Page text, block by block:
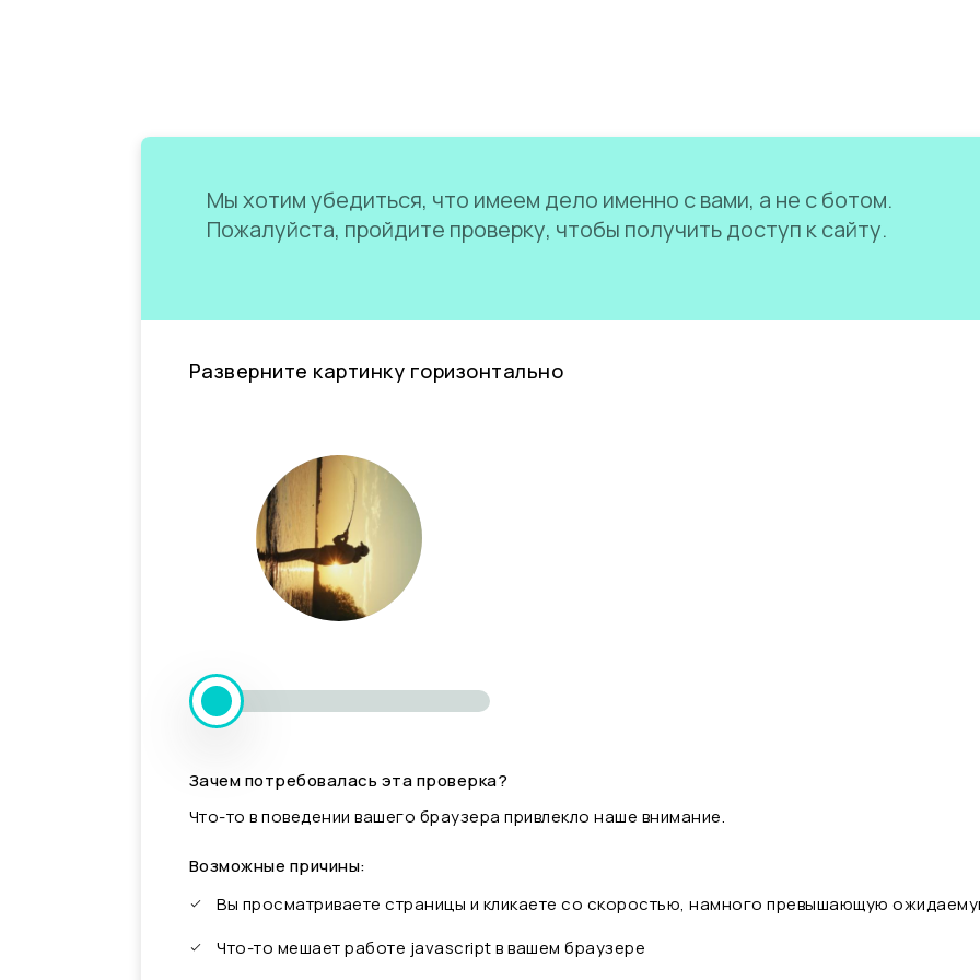
Мы хотим убедиться, что имеем дело именно с вами, а не с ботом.
Пожалуйста, пройдите проверку, чтобы получить доступ к сайту.
Разверните картинку горизонтально
Зачем потребовалась эта проверка?
Что-то в поведении вашего браузера привлекло наше внимание.
Возможные причины:
Вы просматриваете страницы и кликаете со скоростью, намного превышающую
Что-то мешает работе javascript в вашем браузере